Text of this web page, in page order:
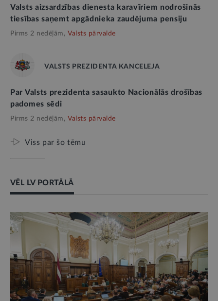
Valsts aizsardzības dienesta karavīriem nodrošinās
tiesības saņemt apgādnieka zaudējuma pensiju
Pirms 2 nedēļām, Valsts pārvalde
VALSTS PREZIDENTA KANCELEJA
Par Valsts prezidenta sasaukto Nacionālās drošības
padomes sēdi
Pirms 2 nedēļām, Valsts pārvalde
Viss par šo tēmu
VĒL LV PORTĀLĀ